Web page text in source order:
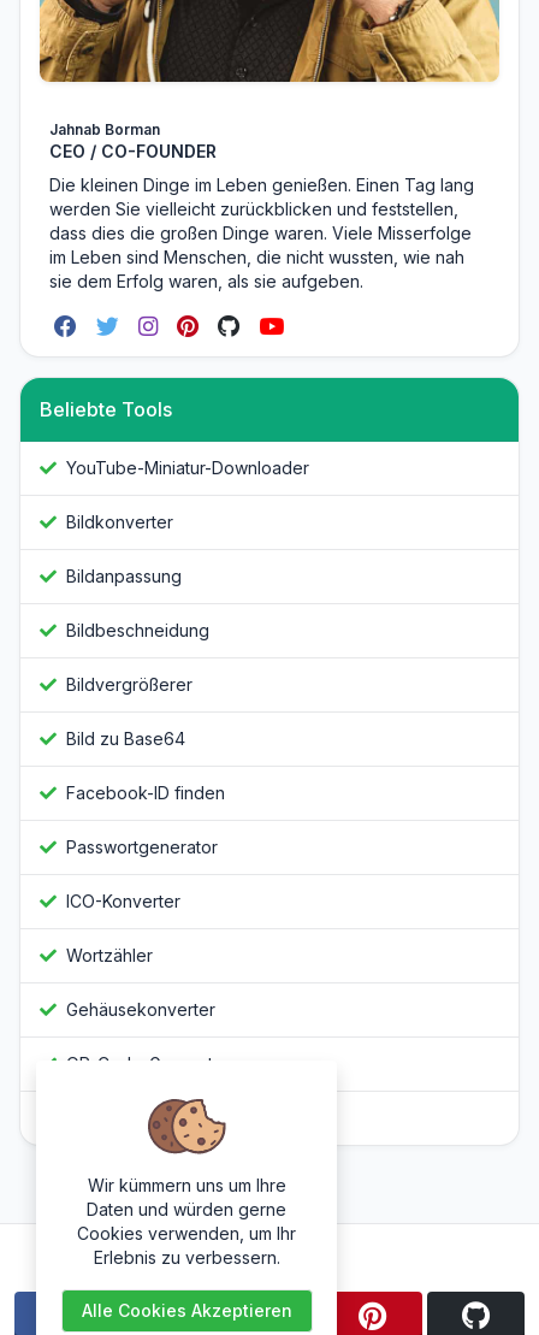
Jahnab Borman
CEO / CO-FOUNDER
Die kleinen Dinge im Leben genießen. Einen Tag lang
werden Sie vielleicht zurückblicken und feststellen,
dass dies die großen Dinge waren. Viele Misserfolge
im Leben sind Menschen, die nicht wussten, wie nah
sie dem Erfolg waren, als sie aufgeben.
Beliebte Tools
YouTube-Miniatur-Downloader
Bildkonverter
Bildanpassung
Bildbeschneidung
Bildvergrößerer
Bild zu Base64
Facebook-ID finden
Passwortgenerator
ICO-Konverter
Wortzähler
Gehäusekonverter
QR-Code-Generator
Javascript Obfuscator
Folge uns
Wir kümmern uns um Ihre
Daten und würden gerne
Cookies verwenden, um Ihr
Erlebnis zu verbessern.
Alle Cookies Akzeptieren